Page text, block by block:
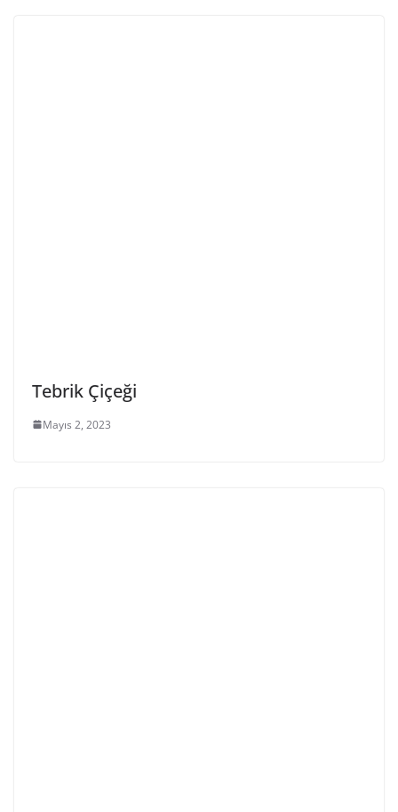
Tebrik Çiçeği
Mayıs 2, 2023